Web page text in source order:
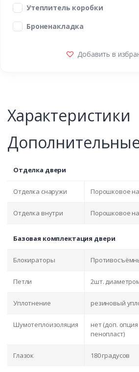
Утеплитель коробки
Броненакладка
Добавить в
Характеристики
Дополнительные
Отделка двери
Отделка снаружи Порошковое
Отделка внутри Порошковое
Базовая комплектация двери
Блокираторы
Петли 2шт.
Уплотнение резиновый
Шумотеплоизоляция
нет (доп.
пенопласт)
Глазок 180 градусов